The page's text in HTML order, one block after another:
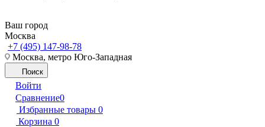
Ваш город
Москва
+7 (495) 147-98-78
Москва, метро Юго-Западная
Поиск
Войти
Сравнение0
Избранные товары 0
Корзина 0